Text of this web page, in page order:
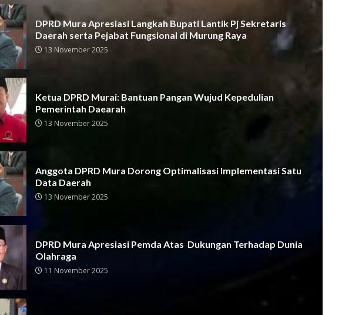
DPRD Mura Apresiasi Langkah Bupati Lantik Pj Sekretaris
Daerah serta Pejabat Fungsional di Murung Raya
13 November 2025
Ketua DPRD Murai: Bantuan Pangan Wujud Kepedulian
Pemerintah Daearah
13 November 2025
Anggota DPRD Mura Dorong Optimalisasi Implementasi Satu
Data Daerah
13 November 2025
DPRD Mura Apresiasi Pemda Atas Dukungan Terhadap Dunia
Olahraga
11 November 2025